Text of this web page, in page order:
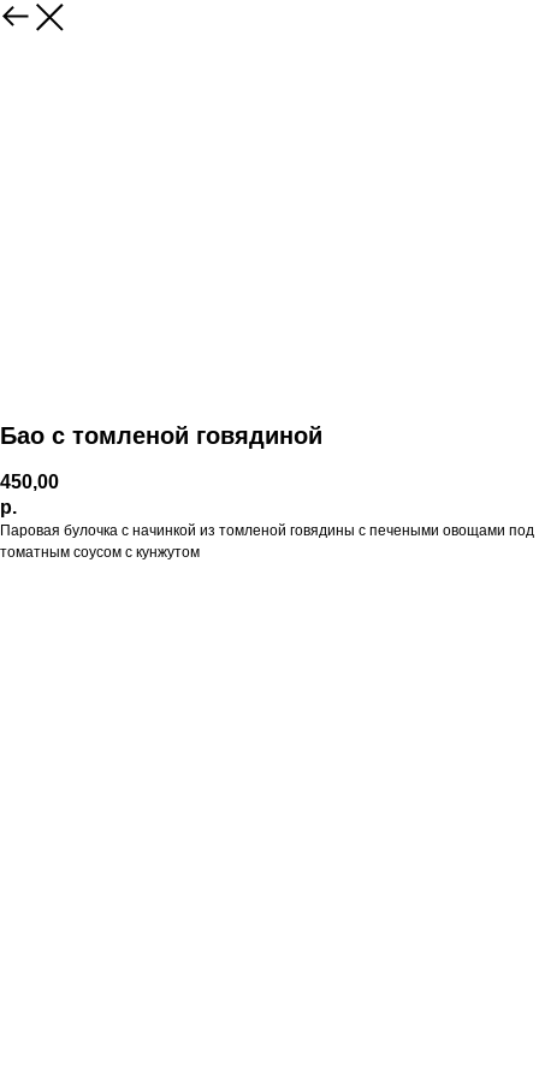
Бао с томленой говядиной
450,00
р.
Паровая булочка с начинкой из томленой говядины с печеными овощами под
томатным соусом с кунжутом